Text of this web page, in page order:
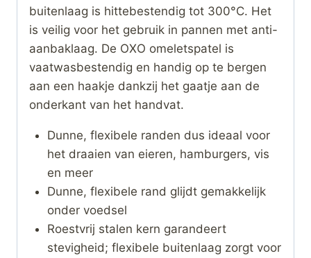
buitenlaag is hittebestendig tot 300°C. Het
is veilig voor het gebruik in pannen met anti-
aanbaklaag. De OXO omeletspatel is
vaatwasbestendig en handig op te bergen
aan een haakje dankzij het gaatje aan de
onderkant van het handvat.
Dunne, flexibele randen dus ideaal voor
het draaien van eieren, hamburgers, vis
en meer
Dunne, flexibele rand glijdt gemakkelijk
onder voedsel
Roestvrij stalen kern garandeert
stevigheid; flexibele buitenlaag zorgt voor